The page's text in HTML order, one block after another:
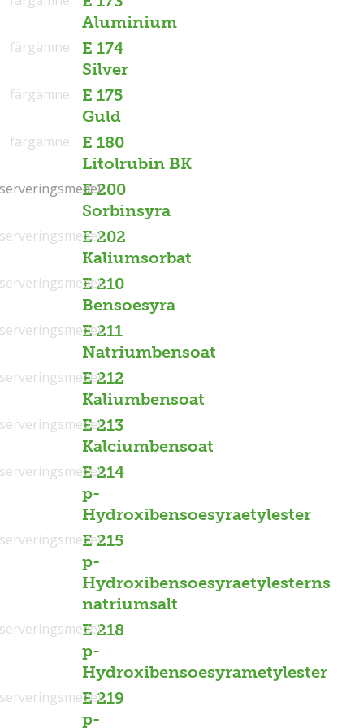
Aluminium
E 174
Silver
färgämne
E 175
Guld
färgämne
E 180
Litolrubin BK
färgämne
E 200
Sorbinsyra
E 202
Kaliumsorbat
E 210
Bensoesyra
E 211
Natriumbensoat
E 212
Kaliumbensoat
E 213
Kalciumbensoat
E 214
p-
Hydroxibensoesyraetylester
E 215
p-
Hydroxibensoesyraetylesterns
natriumsalt
E 218
p-
Hydroxibensoesyrametylester
E 219
p-